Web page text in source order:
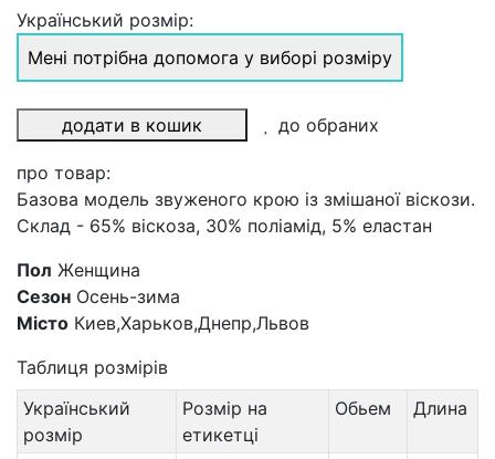
Український розмір:
Мені потрібна допомога у виборі розміру
додати в кошик до обраних
про товар:
Базова модель звуженого крою із змішаної віскози.
Склад - 65% віскоза, 30% поліамід, 5% еластан
Пол Женщина
Сезон Осень-зима
Місто Киев,Харьков,Днепр,Львов
Таблиця розмірів
Український
розмір
Розмір на
етикетці
Обьем Длина